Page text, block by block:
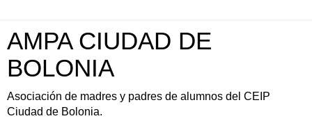
AMPA CIUDAD DE
BOLONIA
Asociación de madres y padres de alumnos del CEIP
Ciudad de Bolonia.